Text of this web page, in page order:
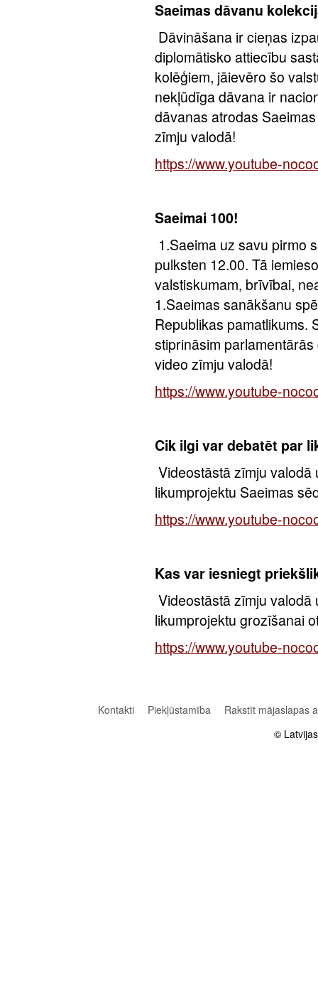
Saeimas dāvanu
Dāvināšana ir cieņas
diplomātisko attiecību
kolēģiem, jāievēro šo
nekļūdīga dāvana ir
dāvanas atrodas
zīmju valodā!
https://www.youtube-
Saeimai 100!
1.Saeima uz savu pirmo
pulksten 12.00. Tā
valstiskumam, brīvībai,
1.Saeimas sanākšanu
Republikas pamatlikums.
stiprināsim
video zīmju valodā!
https://www.youtube-
Cik ilgi var debatēt par
Videostāstā zīmju valodā
likumprojektu Saeimas
https://www.youtube-
Kas var iesniegt
Videostāstā zīmju
likumprojektu grozīšanai
https://www.youtube-
Kontakti Piekļūstamība
Rakstīt mājaslapas
©